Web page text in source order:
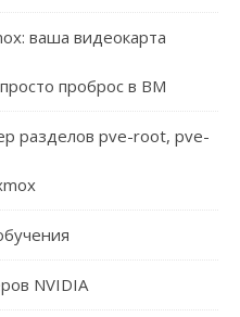
ваша видеокарта
проброс в ВМ
разделов pve-root, pve-
NVIDIA